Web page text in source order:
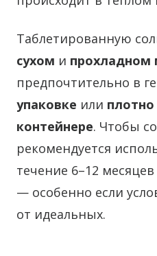
Таблетированную
сухом и прохладном
предпочтительно в
упаковке или
контейнере. Чтобы
рекомендуется
течение 6–12
— особенно если
от идеальных.